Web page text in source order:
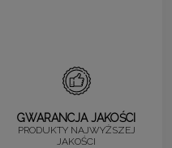
GWARANCJA JAKOŚCI
PRODUKTY NAJWYŻSZEJ
JAKOŚCI